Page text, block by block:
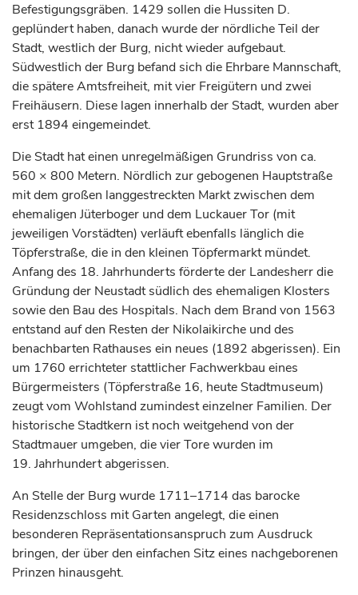
Befestigungsgräben. 1429 sollen die Hussiten D.
geplündert haben, danach wurde der nördliche Teil der
Stadt, westlich der Burg, nicht wieder aufgebaut.
Südwestlich der Burg befand sich die Ehrbare Mannschaft,
die spätere Amtsfreiheit, mit vier Freigütern und zwei
Freihäusern. Diese lagen innerhalb der Stadt, wurden aber
erst 1894 eingemeindet.
Die Stadt hat einen unregelmäßigen Grundriss von ca.
560 × 800 Metern. Nördlich zur gebogenen Hauptstraße
mit dem großen langgestreckten Markt zwischen dem
ehemaligen Jüterboger und dem Luckauer Tor (mit
jeweiligen Vorstädten) verläuft ebenfalls länglich die
Töpferstraße, die in den kleinen Töpfermarkt mündet.
Anfang des 18. Jahrhunderts förderte der Landesherr die
Gründung der Neustadtsüdlich des ehemaligen Klosters
sowie den Bau des Hospitals. Nach dem Brand von 1563
entstand auf den Resten der Nikolaikirche und des
benachbarten Rathauses ein neues (1892 abgerissen). Ein
um 1760 errichteter stattlicher Fachwerkbau eines
Bürgermeisters (Töpferstraße 16, heute Stadtmuseum)
zeugt vom Wohlstand zumindest einzelner Familien. Der
historische Stadtkern ist noch weitgehend von der
Stadtmauer umgeben, die vier Tore wurden im
19. Jahrhundertabgerissen.
An Stelle der Burg wurde 1711–1714 das barocke
Residenzschloss mit Garten angelegt, die einen
besonderen Repräsentationsanspruch zum Ausdruck
bringen, der über den einfachen Sitz eines nachgeborenen
Prinzen hinausgeht.